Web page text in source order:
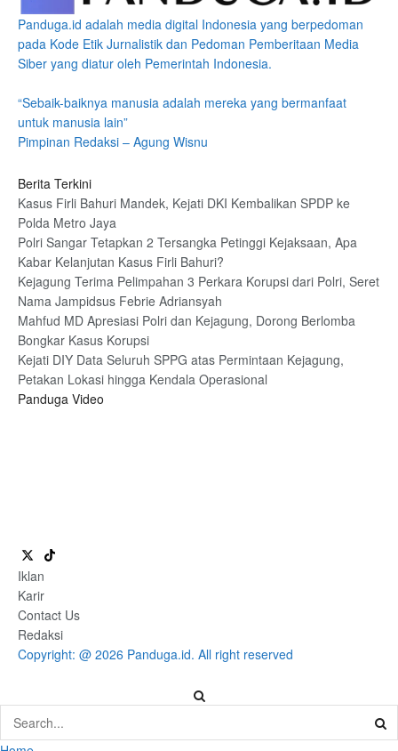
Panduga.id adalah media digital Indonesia yang berpedoman
pada Kode Etik Jurnalistik dan Pedoman Pemberitaan Media
Siber yang diatur oleh Pemerintah Indonesia.
“Sebaik-baiknya manusia adalah mereka yang bermanfaat
untuk manusia lain”
Pimpinan Redaksi – Agung Wisnu
Berita Terkini
Kasus Firli Bahuri Mandek, Kejati DKI Kembalikan SPDP ke
Polda Metro Jaya
Polri Sangar Tetapkan 2 Tersangka Petinggi Kejaksaan, Apa
Kabar Kelanjutan Kasus Firli Bahuri?
Kejagung Terima Pelimpahan 3 Perkara Korupsi dari Polri, Seret
Nama Jampidsus Febrie Adriansyah
Mahfud MD Apresiasi Polri dan Kejagung, Dorong Berlomba
Bongkar Kasus Korupsi
Kejati DIY Data Seluruh SPPG atas Permintaan Kejagung,
Petakan Lokasi hingga Kendala Operasional
Panduga Video
Iklan
Karir
Contact Us
Redaksi
Copyright: @ 2026 Panduga.id. All right reserved